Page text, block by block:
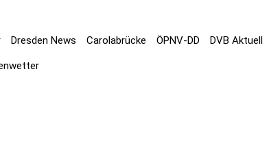
Dresden News Carolabrücke ÖPNV-DD DVB Aktuell